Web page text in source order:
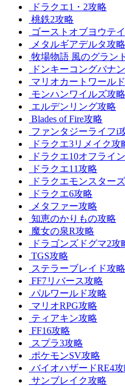
ドラクエ1・2攻略
桃鉄2攻略
ゴーストオブヨウテ
メタルギアデルタ攻略
牧場物語 風のグラン
ドンキーコングバナ
マリオカートワール
モンハンワイルズ攻略
エルデンリング攻略
Blades of Fire攻略
ファンタジーライフi
ドラクエ3リメイク攻
ドラクエ10オフライ
ドラクエ11攻略
ドラクエモンスター
ドラクエ6攻略
メタファー攻略
知恵のかりもの攻略
魔女の泉R攻略
ドラゴンズドグマ2攻
TGS攻略
ステラーブレイド攻略
FF7リバース攻略
パルワールド攻略
マリオRPG攻略
ティアキン攻略
FF16攻略
スプラ3攻略
ポケモンSV攻略
バイオハザードRE4
サンブレイク攻略